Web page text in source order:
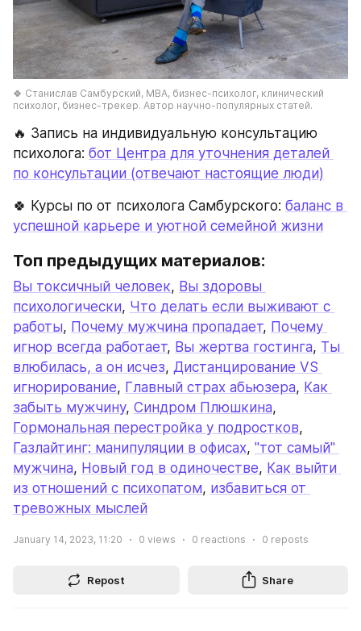
🍀 Станислав Самбурский, МВА, бизнес-психолог, клинический
психолог, бизнес-трекер. Автор научно-популярных статей.
🔥 Запись на индивидуальную консультацию
психолога: бот Центра для уточнения деталей
по консультации (отвечают настоящие люди)
🍀 Курсы по от психолога Самбурского: баланс в
успешной карьере и уютной семейной жизни
Топ предыдущих материалов:
Вы токсичный человек, Вы здоровы
психологически, Что делать если выживают с
работы, Почему мужчина пропадает, Почему
игнор всегда работает, Вы жертва гостинга, Ты
влюбилась, а он исчез, Дистанцирование VS
игнорирование, Главный страх абьюзера, Как
забыть мужчину, Синдром Плюшкина
Гормональная перестройка у подростков
Газлайтинг: манипуляции в офисах, "тот самый"
мужчина, Новый год в одиночестве, Как выйти
из отношений с психопатом, избавиться от
тревожных мыслей
January 14, 2023, 11:20 0 views 0 reactions 0 reposts
Repost Share